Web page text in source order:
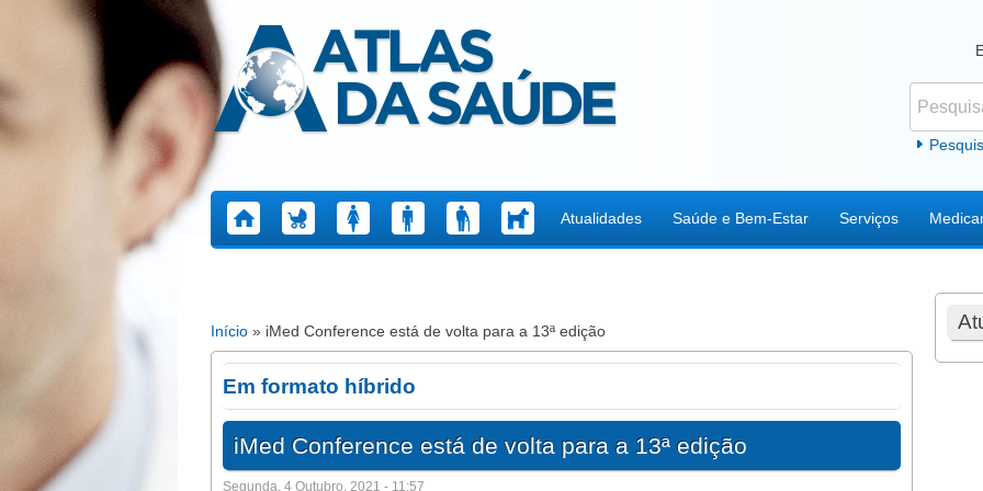
Atlas da Saúde
Atualidades Saúde e Bem-Estar Serviços
Está aqui
Início » iMed Conference está de volta para a 13ª edição
Em formato híbrido
iMed Conference está de volta para a 13ª edição
Segunda, 4 Outubro, 2021 - 11:57